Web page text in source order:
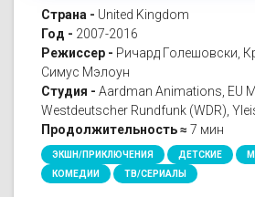
Страна - United Kingdom
Год - 2007-2016
Режиссер - Ричард Голешовски,
Симус Мэлоун
Студия - Aardman Animations, EU
Westdeutscher Rundfunk (WDR),
Продолжительность ≈ 7 мин
ЭКШН/ПРИКЛЮЧЕНИЯ ДЕТСКИЕ
КОМЕДИИ
ТВ/СЕРИАЛЫ